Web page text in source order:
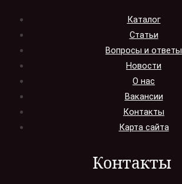
Каталог
Статьи
Вопросы и ответы
Новости
О нас
Вакансии
Контакты
Карта сайта
Контакты